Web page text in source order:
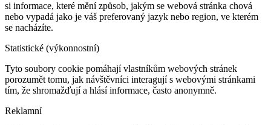
si informace, které mění způsob, jakým se webová stránka chová
nebo vypadá jako je váš preferovaný jazyk nebo region, ve kterém
se nacházíte.
Statistické (výkonnostní)
Tyto soubory cookie pomáhají vlastníkům webových stránek
porozumět tomu, jak návštěvníci interagují s webovými stránkami
tím, že shromažďují a hlásí informace, často anonymně.
Reklamní